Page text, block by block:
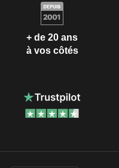
+ de 20 ans
à vos côtés